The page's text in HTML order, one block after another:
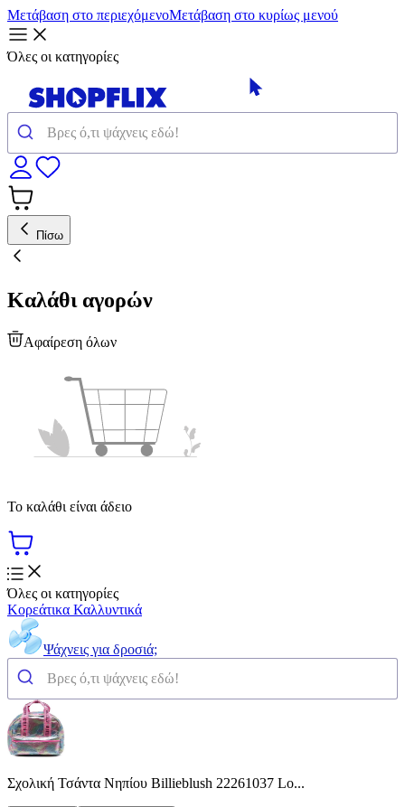
Μετάβαση στο περιεχόμενοΜετάβαση στο κυρίως μενού
Όλες οι κατηγορίες
Πίσω
Καλάθι αγορών
Αφαίρεση όλων
Το καλάθι είναι άδειο
Όλες οι κατηγορίες
Κορεάτικα Καλλυντικά
Ψάχνεις για δροσιά;
Σχολική Τσάντα Νηπίου Billieblush 22261037 Lo...